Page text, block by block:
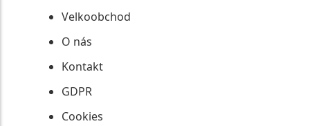
Velkoobchod
O nás
Kontakt
GDPR
Cookies